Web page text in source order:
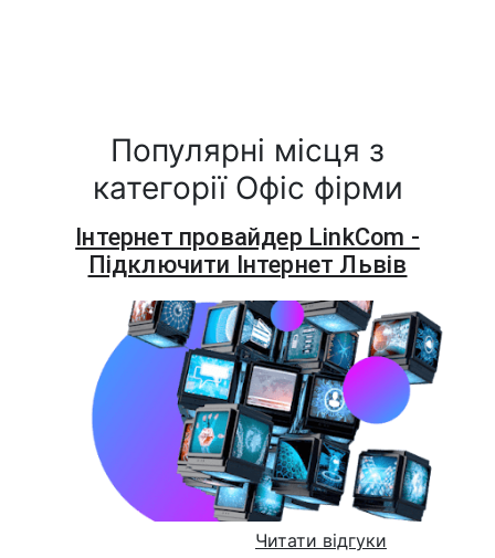
Популярні місця з
категорії Офіс фірми
Інтернет провайдер LinkCom -
Підключити Інтернет Львів
Читати відгуки